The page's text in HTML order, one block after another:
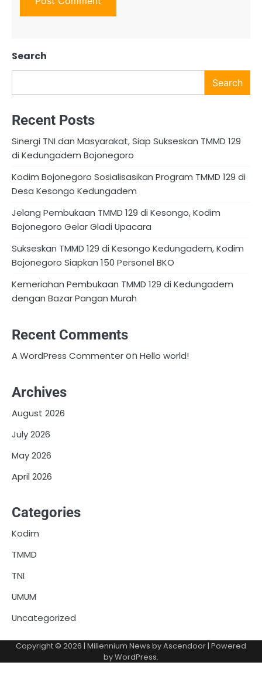
Search
Search
Recent Posts
Sinergi TNI dan Masyarakat, Siap Sukseskan TMMD 129
di Kedungadem Bojonegoro
Kodim Bojonegoro Sosialisasikan Program TMMD 129 di
Desa Kesongo Kedungadem
Jelang Pembukaan TMMD 129 di Kesongo, Kodim
Bojonegoro Gelar Gladi Upacara
Sukseskan TMMD 129 di Kesongo Kedungadem, Kodim
Bojonegoro Siapkan 150 Personel BKO
Kemeriahan Pembukaan TMMD 129 di Kedungadem
dengan Bazar Pangan Murah
Recent Comments
A WordPress CommenteronHello world!
Archives
August 2026
July 2026
May 2026
April 2026
Categories
Kodim
TMMD
TNI
UMUM
Uncategorized
Copyright © 2026 | Millennium News byAscendoor | Powered
byWordPress.